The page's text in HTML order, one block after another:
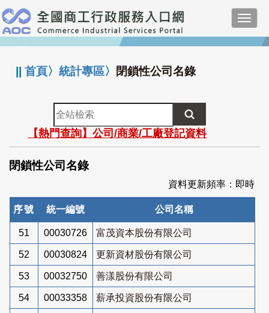
跳
到
主
要
:::
||首頁〉統計專區〉 閉鎖性公司名錄
全
站
檢
索
【熱門查詢】公司/商業/工廠登記資料
閉鎖性公司名錄
資料更新頻率：即時
序號 統一編號 公司名稱
51 00030726 富茂資本股份有限公司
52 00030824 更新資材股份有限公司
53 00032750 善漾股份有限公司
54 00033358 薪承投資股份有限公司